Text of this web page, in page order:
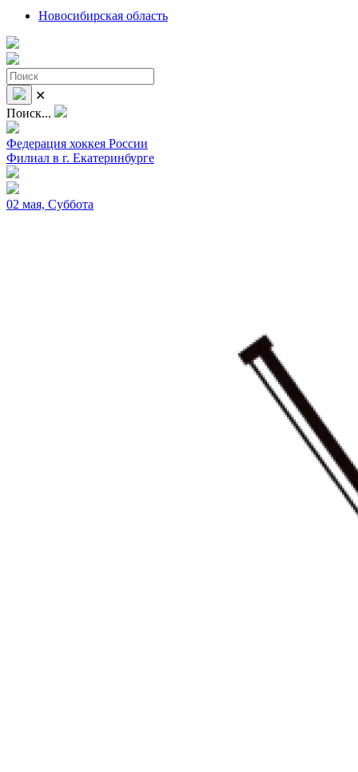
Новосибирская область
✕
Поиск...
Федерация хоккея России
Филиал в г. Екатеринбурге
02 мая, Суббота